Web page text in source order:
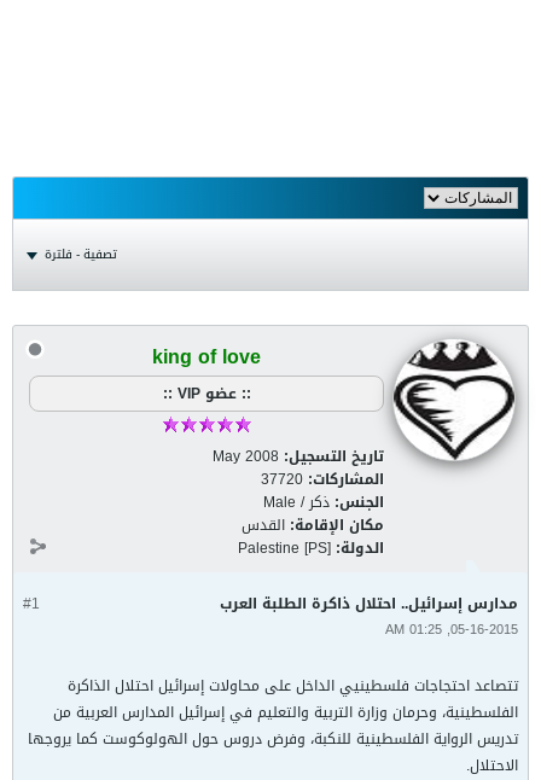
تصفية - فلترة
king of love
:: عضو VIP ::
تاريخ التسجيل: May 2008
المشاركات: 37720
الجنس: ذكر / Male
مكان الإقامة: القدس
الدولة: Palestine [PS]
#1 مدارس إسرائيل.. احتلال ذاكرة الطلبة العرب
05-16-2015, 01:25 AM
تتصاعد احتجاجات فلسطينيي الداخل على محاولات إسرائيل احتلال الذاكرة
الفلسطينية، وحرمان وزارة التربية والتعليم في إسرائيل المدارس العربية من
تدريس الرواية الفلسطينية للنكبة، وفرض دروس حول الهولوكوست كما يروجها
الاحتلال.